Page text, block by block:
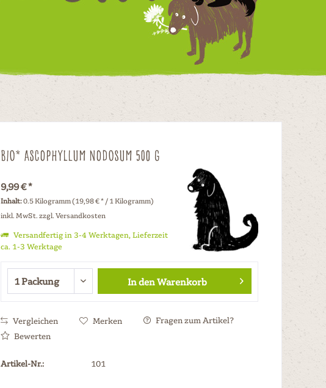
Bio* Ascophyllum Nodosum 500 g
9,99 € *
Inhalt:0.5 Kilogramm (19,98 € * / 1 Kilogramm)
inkl. MwSt. zzgl. Versandkosten
Versandfertig in 3-4 Werktagen, Lieferzeit
ca. 1-3 Werktage
In denWarenkorb
Vergleichen Merken
Fragen zum Artikel?
Bewerten
Artikel-Nr.: 101